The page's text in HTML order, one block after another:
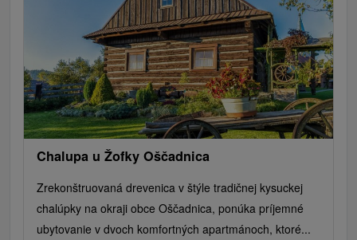
Chalupa u Žofky Oščadnica
Zrekonštruovaná drevenica v štýle tradičnej kysuckej
chalúpky na okraji obce Oščadnica, ponúka príjemné
ubytovanie v dvoch komfortných apartmánoch, ktoré...